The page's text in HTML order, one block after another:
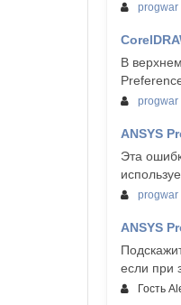
progwar
В
progwar
ANSYS
Эта
progwar
ANSYS
если при
Гость